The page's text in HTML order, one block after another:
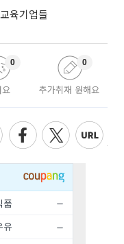
육기업들
0
추가취재 원해요
0